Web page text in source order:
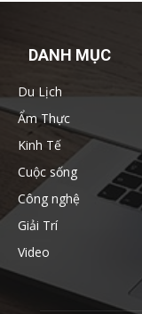
DANH MỤC
Du Lịch
Ẩm Thực
Kinh Tế
Cuộc sống
Công nghệ
Giải Trí
Video